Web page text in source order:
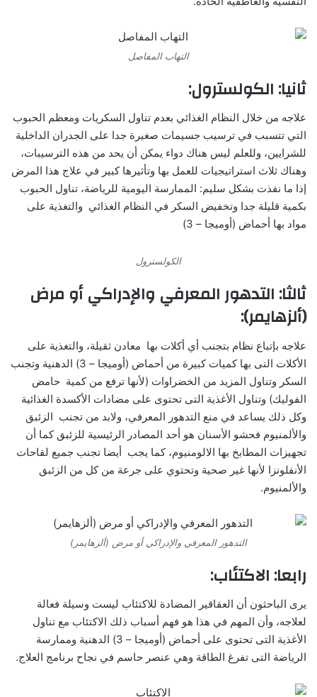
التهاب المفاصل
ثانيا: الكولسترول:
علاجه من خلال النظام الغذائي بعدم تناول السكريات ومعظم الحبوب
التي تتسبب في ترسيب جسيمات صغيرة جدا على الجدران الداخلية
للشرايين، وللعلم ليس هناك دواء يمكن أن يحد من هذه الترسيبات،
وهناك ثلاث استراتيجيات للعمل بها وتأثيرها كبير في علاج هذا المرض
إذا ما نفذت بشكل سليم: الممارسة اليومية للرياضة، تناول الحبوب
بكمية قليلة جدا وتخفيض السكر في النظام الغذائي والتغذية على
مواد بها أحماض (أوميجا – 3)
الكولسترول
ثالثا: التدهور المعرفي والإدراكي أو مرض
(ألزهايمر):
علاجه بإتباع نظام بتجنب أي أكلات بها معادن ثقيلة، والتغذية على
الأكلات التى بها كميات كبيرة من أحماض (أوميجا – 3) الدهنية وتجنب
السكر وتناول المزيد من الخضراوات (لأنها ترفع من كمية حامض
الفوليك) وتناول الأغذية التى تحتوى على مضادات الأكسدة الغذائية
وكل ذلك يساعد في منع التدهور المعرفي، ولابد من تجنب الزئبق
والألمنيوم فحشو الأسنان هو أحد المصادر الرئيسية للزئبق كما أن
تجهيزات المطابخ بها الالومنيوم، كما يجب أيضا تجنب جميع لقاحات
الأنفلونزا لأنها غير صحية وتحتوي على جرعة من كل من الزئبق
والألمنيوم.
التدهور المعرفي والإدراكي أو مرض (ألزهايمر)
رابعا: الاكتئاب:
يرى الباحثون أن العقاقير المضادة للاكتئاب ليست وسيلة فعالة
لعلاجه، وأن المهم في هذا هو فهم أسباب ذلك الاكتئاب مع تناول
الأغذية التى تحتوى على أحماض (أوميجا – 3) الدهنية وممارسة
الرياضة التى تفرغ الطاقة وهي عنصر حاسم في نجاح برنامج العلاج.